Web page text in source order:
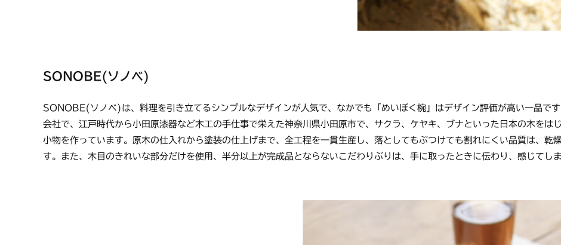
SONOBE(ソノベ)
SONOBE(ソノベ)は、料理を引き立てるシンプルなデザインが人気で、なかでも「めいぼく椀」はデザイン評価が高い一品で
会社で、江戸時代から小田原漆器など木工の手仕事で栄えた神奈川県小田原市で、サクラ、ケヤキ、ブナといった日本の木をは
小物を作っています。原木の仕入れから塗装の仕上げまで、全工程を一貫生産し、落としてもぶつけても割れにくい品質は、
す。また、木目のきれいな部分だけを使用、半分以上が完成品とならないこだわりぶりは、手に取ったときに伝わり、感じてしま